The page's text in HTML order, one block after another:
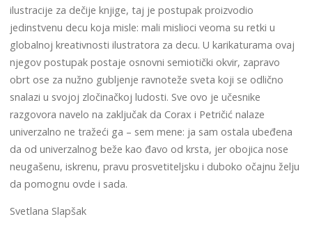
ilustracije za dečije knjige, taj je postupak proizvodio
jedinstvenu decu koja misle: mali mislioci veoma su retki u
globalnoj kreativnosti ilustratora za decu. U karikaturama ovaj
njegov postupak postaje osnovni semiotički okvir, zapravo
obrt ose za nužno gubljenje ravnoteže sveta koji se odlično
snalazi u svojoj zločinačkoj ludosti. Sve ovo je učesnike
razgovora navelo na zaključak da Corax i Petričić nalaze
univerzalno ne tražeći ga – sem mene: ja sam ostala ubeđena
da od univerzalnog beže kao đavo od krsta, jer obojica nose
neugašenu, iskrenu, pravu prosvetiteljsku i duboko očajnu želju
da pomognu ovde i sada.
Svetlana Slapšak